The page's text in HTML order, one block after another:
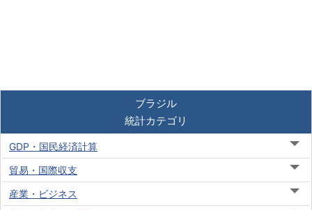
ブラジル
統計カテゴリ
GDP・国民経済計算
貿易・国際収支
産業・ビジネス